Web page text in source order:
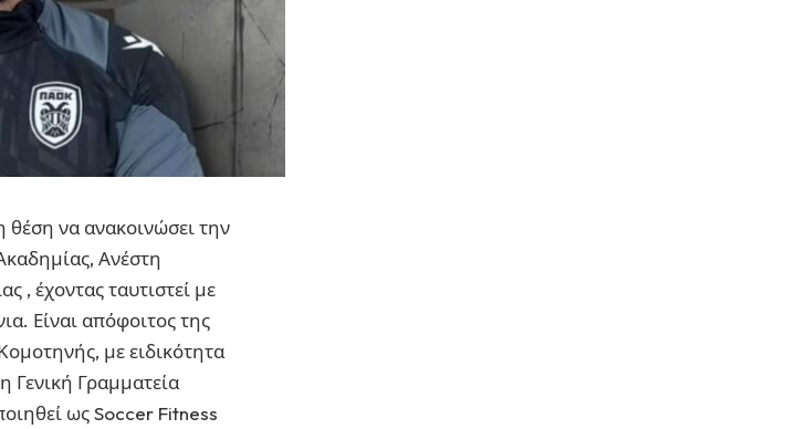
να ανακοινώσει την
Ανέστη
, έχοντας ταυτιστεί με
Είναι απόφοιτος της
με ειδικότητα
Γενική Γραμματεία
ως Soccer Fitness